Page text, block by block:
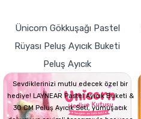
Ünicorn Gökkuşağı Pastel
Rüyası Peluş Ayıcık Buketi
Peluş Ayıcık
Sevdiklerinizi mutlu edecek özel bir
hediye! LAYNEAR Pastel Ayıcık Buketi &
30 CM Peluş Ayıcık Seti, yumuşacık